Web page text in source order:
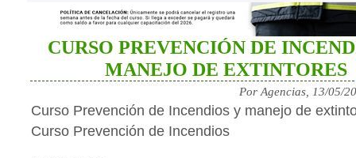
CURSO PREVENCIÓN DE
MANEJO DE EXTINTORES
Por Agencias, 13/05/
Curso Prevención de Incendios y manejo de
Curso Prevención de Incendios